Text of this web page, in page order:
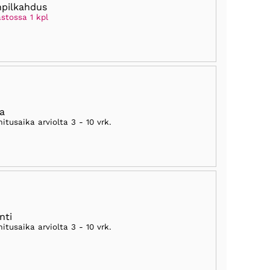
1 kpl
arviolta 3 - 10 vrk.
arviolta 3 - 10 vrk.